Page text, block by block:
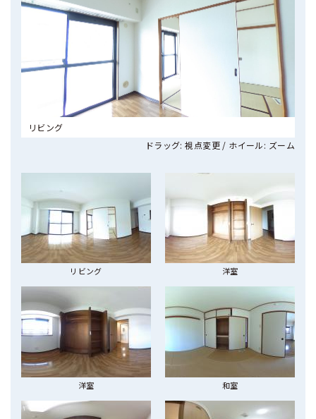
リビング
ドラッグ: 視点変更 / ホイール: ズーム
リビング 洋室
洋室 和室